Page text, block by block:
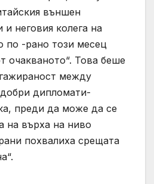
външен
неговия колега на
-рано този месец
очакваното“. Това беше
между
дипломати-
преди да може да се
на върха на ниво
похвалиха срещата